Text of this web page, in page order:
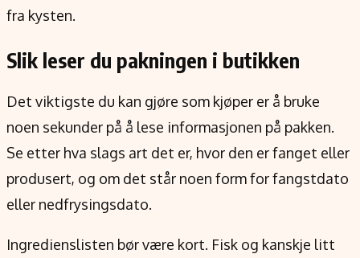
fra kysten.
Slik leser du pakningen i butikken
Det viktigste du kan gjøre som kjøper er å bruke
noen sekunder på å lese informasjonen på pakken.
Se etter hva slags art det er, hvor den er fanget eller
produsert, og om det står noen form for fangstdato
eller nedfrysingsdato.
Ingredienslisten bør være kort. Fisk og kanskje litt